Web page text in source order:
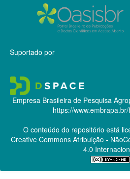
Suportado por
Empresa Brasileira de Pesquisa
https://
O conteúdo do repositório está
Creative CommonsAtribuição -
4.0